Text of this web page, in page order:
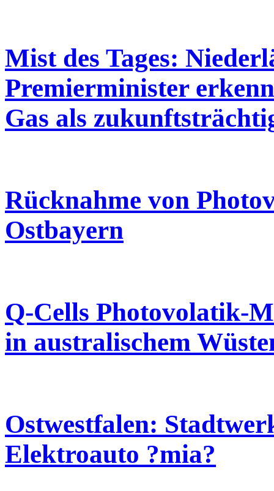
Mist des Tages:
Premierminister
Gas als
Rücknahme von
Ostbayern
Q-Cells Photovolatik-
in australischem
Ostwestfalen:
Elektroauto ?mia?